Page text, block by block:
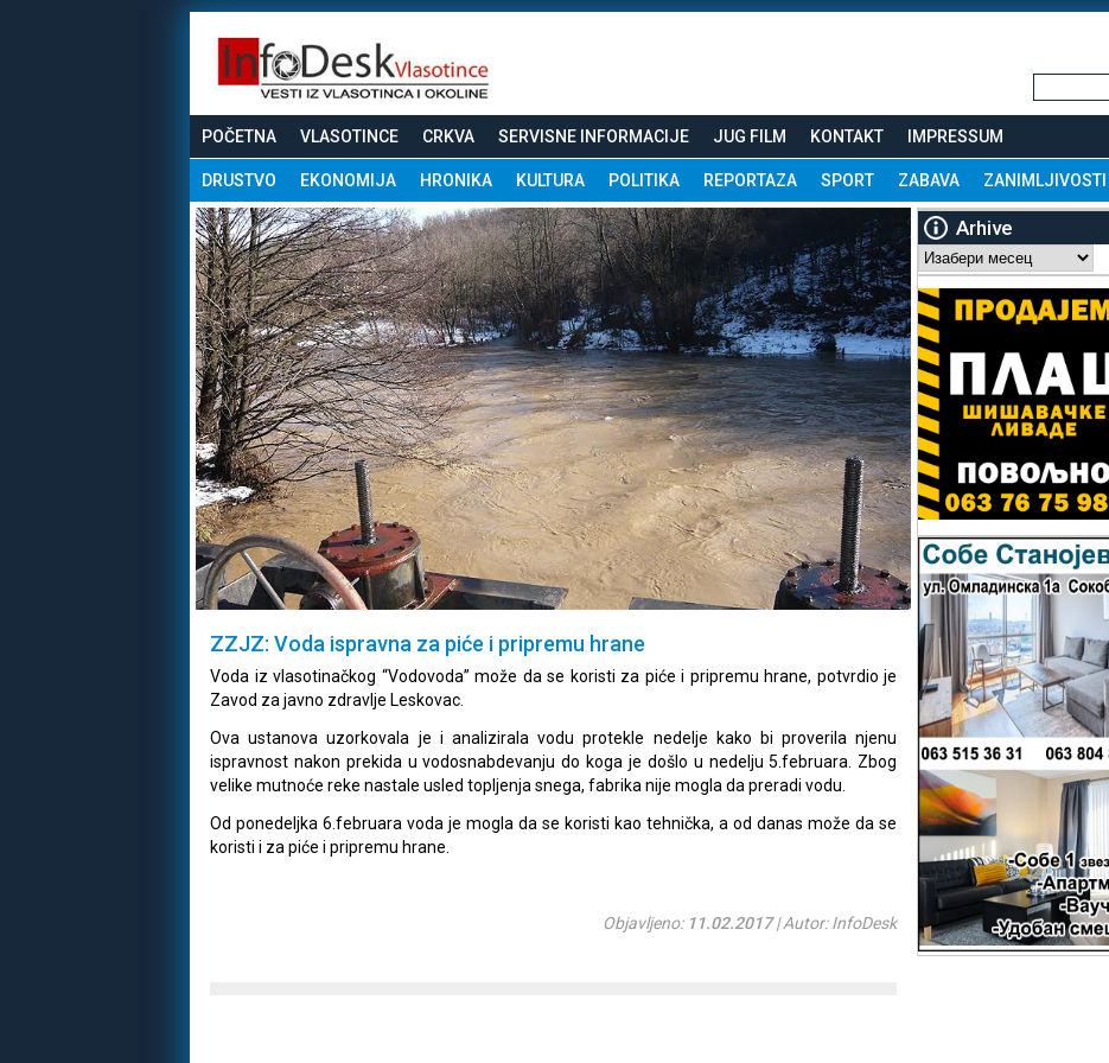
POČETNA VLASOTINCE CRKVA SERVISNE INFORMACIJE JUG FILM KONTAKT IMPRESSUM
DRUSTVO EKONOMIJA HRONIKA KULTURA POLITIKA REPORTAZA SPORT ZABAVA ZANIMLJIVOSTI
ZZJZ: Voda ispravna za piće i pripremu hrane
Voda iz vlasotinačkog “Vodovoda” može da se koristi za piće i pripremu hrane, potvrdio je
Zavod za javno zdravlje Leskovac.
Ova ustanova uzorkovala je i analizirala vodu protekle nedelje kako bi proverila njenu
ispravnost nakon prekida u vodosnabdevanju do koga je došlo u nedelju 5.februara. Zbog
velike mutnoće reke nastale usled topljenja snega, fabrika nije mogla da preradi vodu.
Od ponedeljka 6.februara voda je mogla da se koristi kao tehnička, a od danas može da se
koristi i za piće i pripremu hrane.
Objavljeno: 11.02.2017| Autor: InfoDesk
Arhive
Arhive